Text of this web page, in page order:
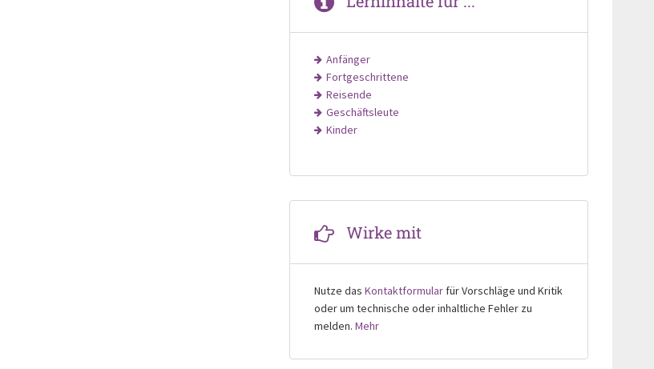
Anfänger
Fortgeschrittene
Reisende
Geschäftsleute
Kinder
Wirke mit
Nutze das Kontaktformularfür Vorschläge und Kritik
oder um technische oder inhaltliche Fehler zu
melden. Mehr